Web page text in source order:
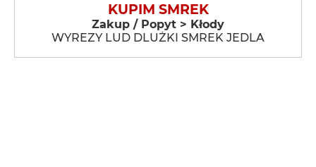
KUPIM SMREK
Zakup / Popyt > Kłody
WYREZY LUD DLUŻKI SMREK JEDLA